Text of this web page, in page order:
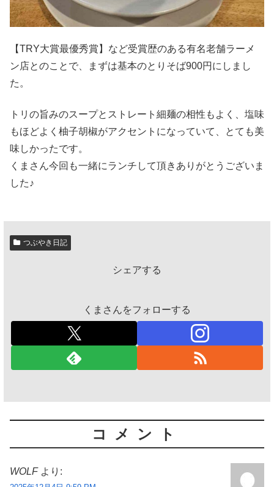
【TRY大賞最優秀賞】など受賞歴のある有名老舗ラーメ
ン店とのことで、まずは基本のとりそば900円にしまし
た。
トリの旨みのスープとストレート細麺の相性もよく、塩味
もほどよく柚子胡椒がアクセントになっていて、とても美
味しかったです。
くまさん今回も一緒にランチして頂きありがとうございま
した♪
つぶやき日記
シェアする
くまさんをフォローする
コメント
WOLF より: